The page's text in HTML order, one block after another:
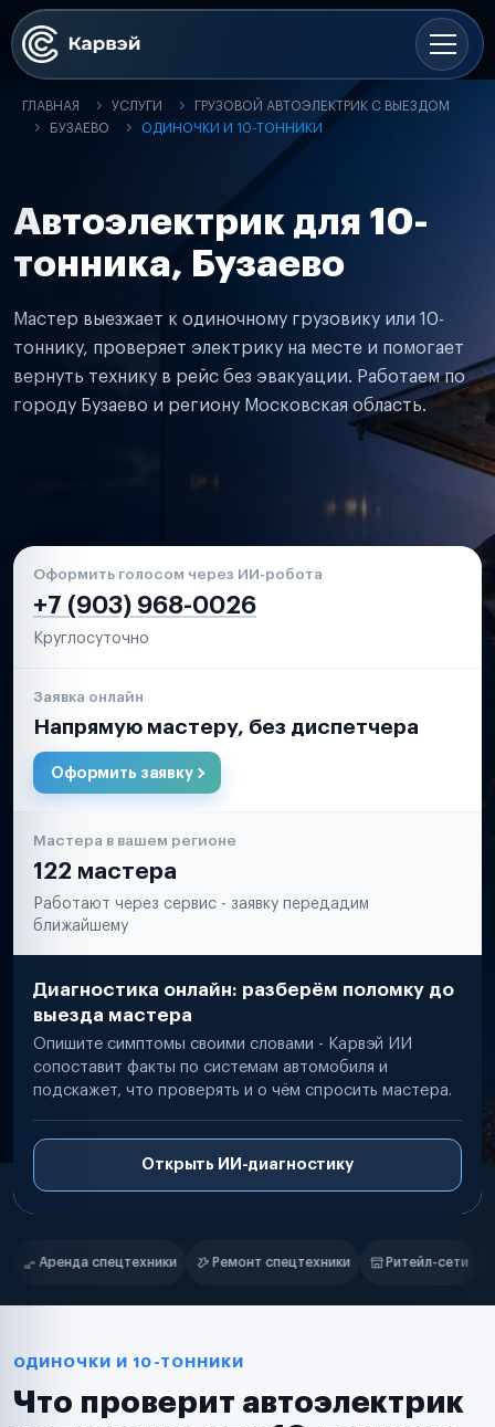
ГЛАВНАЯ УСЛУГИ
ГРУЗОВОЙ АВТОЭЛЕКТРИК С ВЫЕЗДОМ
БУЗАЕВО
ОДИНОЧКИ И 10-ТОННИКИ
Автоэлектрик для 10-
тонника, Бузаево
Мастер выезжает к одиночному грузовику или 10-
тоннику, проверяет электрику на месте и помогает
вернуть технику в рейс без эвакуации. Работаем по
городу Бузаево и региону Московская область.
Оформить голосом через ИИ-робота
+7 (903) 968-0026
Круглосуточно
Заявка онлайн
Напрямую мастеру, без диспетчера
Оформить заявку
Мастера в вашем регионе
122 мастера
Работают через сервис - заявку передадим
ближайшему
Диагностика онлайн: разберём поломку до
выезда мастера
Опишите симптомы своими словами - Карвэй ИИ
сопоставит факты по системам автомобиля и
подскажет, что проверять и о чём спросить мастера.
Открыть ИИ-диагностику
Нам доверяют
Ремонт спецтехники Ритейл-сети Управляющие компании
Маркетплейсы
Таксопарки
Автодилеры
ОДИНОЧКИ И 10-ТОННИКИ
Что проверит автоэлектрик